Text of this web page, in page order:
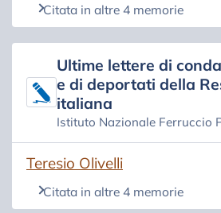
Citata in altre 4 memorie
Ultime lettere di
e di deportati della
italiana
Istituto Nazionale Ferruccio
Teresio Olivelli
(si apre in una nuova scheda)
Citata in altre 4 memorie